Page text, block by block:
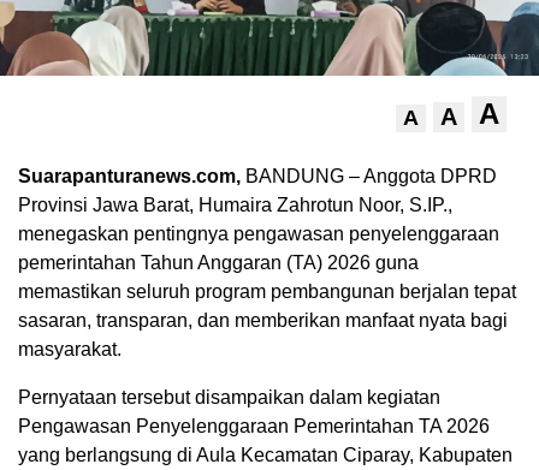
A A A
Suarapanturanews.com, BANDUNG – Anggota DPRD
Provinsi Jawa Barat, Humaira Zahrotun Noor, S.IP.,
menegaskan pentingnya pengawasan penyelenggaraan
pemerintahan Tahun Anggaran (TA) 2026 guna
memastikan seluruh program pembangunan berjalan tepat
sasaran, transparan, dan memberikan manfaat nyata bagi
masyarakat.
Pernyataan tersebut disampaikan dalam kegiatan
Pengawasan Penyelenggaraan Pemerintahan TA 2026
yang berlangsung di Aula Kecamatan Ciparay, Kabupaten